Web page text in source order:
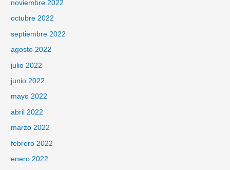
noviembre 2022
octubre 2022
septiembre 2022
agosto 2022
julio 2022
junio 2022
mayo 2022
abril 2022
marzo 2022
febrero 2022
enero 2022